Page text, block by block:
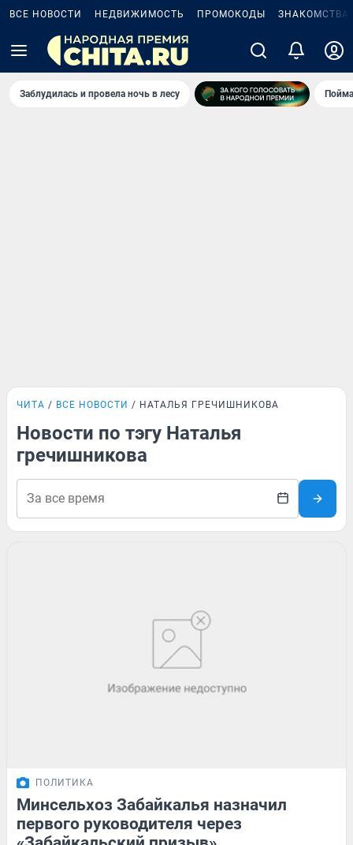
ВСЕ НОВОСТИ НЕДВИЖИМОСТЬ ПРОМОКОДЫ ЗНАКОМСТВА
Заблудилась и провела ночь в лесу
ЧИТА ВСЕ НОВОСТИ НАТАЛЬЯ ГРЕЧИШНИКОВА
Новости по тэгу Наталья
гречишникова
ПОЛИТИКА
Минсельхоз Забайкалья назначил
первого руководителя через